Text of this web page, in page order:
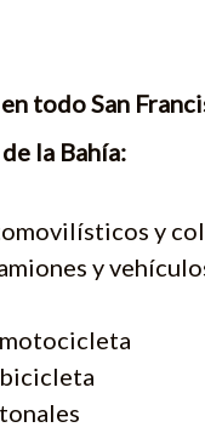
todo San
la Bahía:
y
y